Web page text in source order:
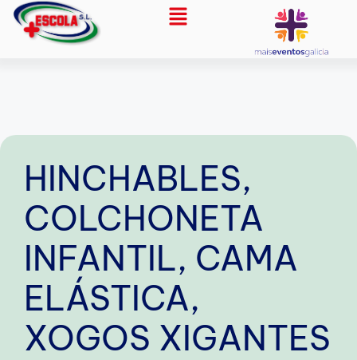
HINCHABLES,
COLCHONETA
INFANTIL, CAMA
ELÁSTICA,
XOGOS XIGANTES